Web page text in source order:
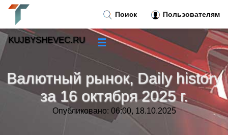
Валютный рынок, Daily history
за 16 октября 2025 г.
Опубликовано: 06:00, 18.10.2025
Поиск Пользователям
KUJBYSHEVEC.RU ☰
»
Тренды новостей »
»